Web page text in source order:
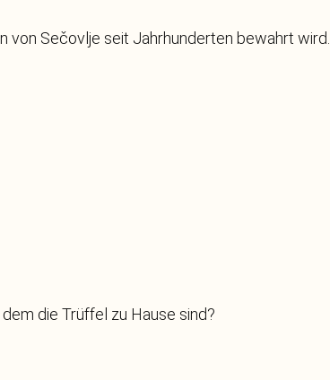
von Sečovlje seit Jahrhunderten bewahrt wird.
die Trüffel zu Hause sind?